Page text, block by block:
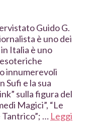
Guido G.
è uno dei
Italia è uno
innumerevoli
Sufi e la sua
sulla figura del
Magici”, “Le
Tantrico”; … Leggi